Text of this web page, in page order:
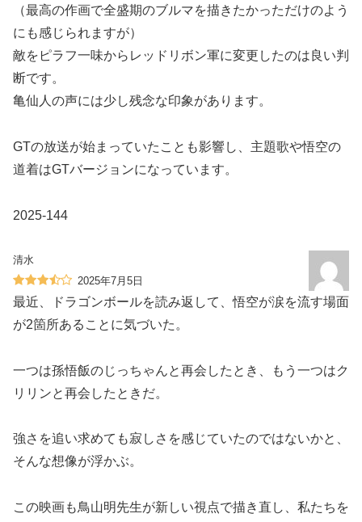
（最高の作画で全盛期のブルマを描きたかっただけのよう
にも感じられますが）
敵をピラフ一味からレッドリボン軍に変更したのは良い判
断です。
亀仙人の声には少し残念な印象があります。
GTの放送が始まっていたことも影響し、主題歌や悟空の
道着はGTバージョンになっています。
2025-144
清水
2025年7月5日
最近、ドラゴンボールを読み返して、悟空が涙を流す場面
が2箇所あることに気づいた。
一つは孫悟飯のじっちゃんと再会したとき、もう一つはク
リリンと再会したときだ。
強さを追い求めても寂しさを感じていたのではないかと、
そんな想像が浮かぶ。
この映画も鳥山明先生が新しい視点で描き直し、私たちを